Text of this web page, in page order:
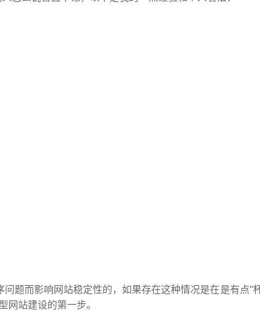
题而影响网站稳定性的，如果存在这种情况是在是有点“
网站建设的第一步。